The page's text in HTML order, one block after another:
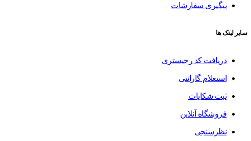
پیگیری سفارشات
سایر لینک ها
دریافت کد رجیستری
استعلام گارانتی
ثبت شکایات
فروشگاه آنلاین
نظرسنجی